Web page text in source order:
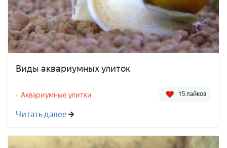
Виды аквариумных улиток
Аквариумные улитки 15 лайков
Читать далее